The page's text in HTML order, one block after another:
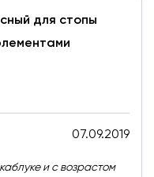
для стопы
07.09.2019
и с возрастом